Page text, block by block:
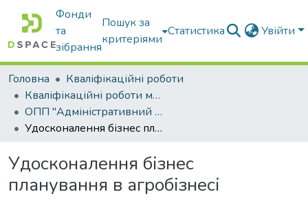
Фонди
та
зібрання
Пошук за
критеріями
Статистика Увійти
Головна
Кваліфікаційні роботи
Кваліфікаційні роботи магістрів
ОПП "Адміністративний менеджмент"
Удосконалення бізнес планування в агробізнесі
Удосконалення бізнес
планування в агробізнесі